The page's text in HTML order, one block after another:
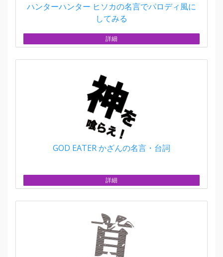
ハンターハンター ヒソカの名言でパロディ風に
してみる
詳細
GOD EATER かざんの名言・台詞
詳細